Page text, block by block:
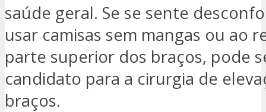
saúde geral. Se se sente
usar camisas sem mangas ou ao
parte superior dos braços, pode
candidato para a cirurgia de
braços.